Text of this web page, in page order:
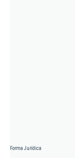
Forma Jurídica